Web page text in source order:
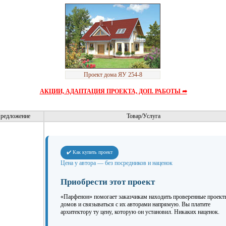
Проект дома ЯУ 254-8
АКЦИИ, АДАПТАЦИЯ ПРОЕКТА, ДОП. РАБОТЫ ➦
Товар/Услуга
✔️ Как купить проект
Цена у автора — без посредников и наценок
Приобрести этот проект
«Парфенон» помогает заказчикам находить проверенные
домов и связываться с их авторами напрямую. Вы платите
архитектору ту цену, которую он установил. Никаких наценок.